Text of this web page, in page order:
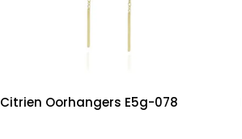
Citrien Oorhangers E5g-078